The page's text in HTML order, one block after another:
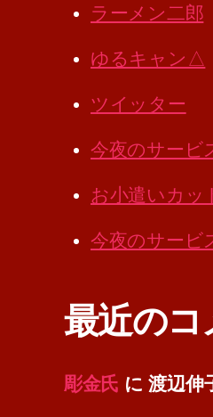
ラーメン二郎
ゆるキャン△
ツイッター
今夜のサービ
お小遣いカッ
今夜のサービ
最近のコ
彫金氏 に渡辺伸